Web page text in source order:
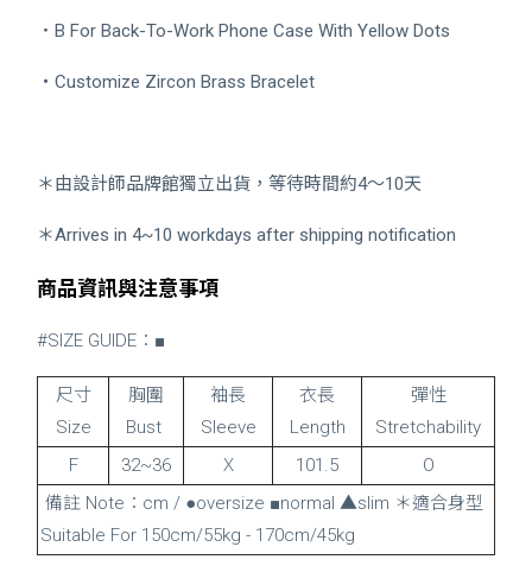
・ B For Back-To-Work Phone Case With Yellow Dots
・ Customize Zircon Brass Bracelet
＊由設計師品牌館獨立出貨，等待時間約4～10天
＊Arrives in 4~10 workdays after shipping notification
商品資訊與注意事項
#SIZE GUIDE：■
尺寸
Size
胸圍
Bust
袖長
Sleeve
衣長
Length
彈性
Stretchability
F
32~36 Ｘ 101.5
O
備註 Note：cm / ●oversize ■normal ▲slim ＊適合身型
Suitable For 150cm/55kg - 170cm/45kg